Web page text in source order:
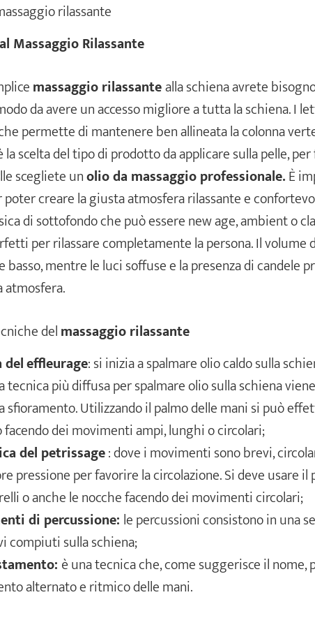
rilassante
Massaggio Rilassante
massaggio rilassantealla schiena avrete
da avere un accesso migliore a tutta la schiena. I
permette di mantenere ben allineata la colonna
scelta del tipo di prodotto da applicare sulla pelle,
scegliete unolio da massaggio professionale.È
poter creare la giusta atmosfera rilassante e
di sottofondo che può essere new age, ambient o
per rilassare completamente la persona. Il volume
mentre le luci soffuse e la presenza di candele
atmosfera.
delmassaggio rilassante
deleffleurage: si inizia a spalmare olio caldo sulla
tecnica più diffusa per spalmare olio sulla schiena
sfioramento. Utilizzando il palmo delle mani si può
dei movimenti ampi, lunghi o circolari;
del petrissage: dove i movimenti sono brevi,
pressione per favorire la circolazione. Si deve usare il
o anche le nocche facendo dei movimenti circolari;
di percussione: le percussioni consistono in una
compiuti sulla schiena;
è una tecnica che, come suggerisce il nome,
alternato e ritmico delle mani.